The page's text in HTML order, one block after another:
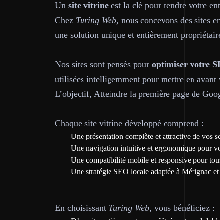
Un site vitrine est la clé pour rendre votre
Chez Turing Web, nous concevons des sites
une solution unique et entièrement
Nos sites sont pensés pour optimiser votre
utilisées intelligemment pour mettre en avant
L’objectif, Atteindre la première page de
Chaque site vitrine développé comprend :
Une présentation complète et attractive de vos
Une navigation intuitive et ergonomique pour
Une compatibilité mobile et responsive pour
Une stratégie SEO locale adaptée à Mérignac
En choisissant Turing Web, vous bénéficiez :